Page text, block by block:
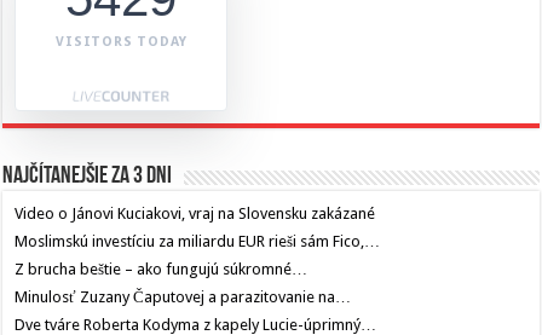
VISITORS TODAY
Najčítanejšie za 3 dni
Video o Jánovi Kuciakovi, vraj na Slovensku zakázané
Moslimskú investíciu za miliardu EUR rieši sám Fico,…
Z brucha beštie – ako fungujú súkromné…
Minulosť Zuzany Čaputovej a parazitovanie na…
Dve tváre Roberta Kodyma z kapely Lucie-úprimný…